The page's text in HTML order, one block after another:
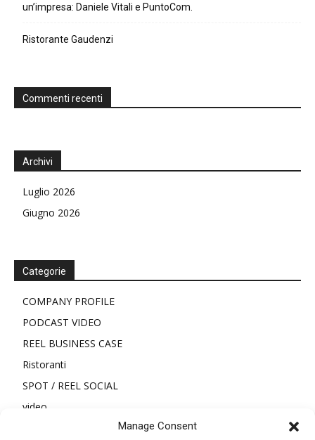
Manage Consent
un’impresa: Daniele Vitali e PuntoCom.
Ristorante Gaudenzi
Commenti recenti
Archivi
Luglio 2026
Giugno 2026
Categorie
COMPANY PROFILE
PODCAST VIDEO
REEL BUSINESS CASE
Ristoranti
SPOT / REEL SOCIAL
video